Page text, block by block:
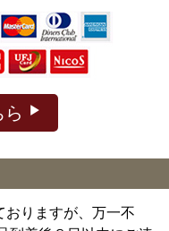
おりますが、万一不